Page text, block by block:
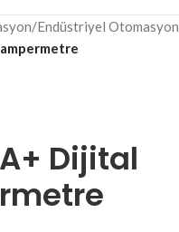
/Endüstriyel Otomasyon
Dijital